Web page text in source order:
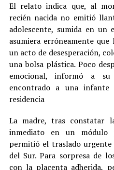
El relato indica que, al
recién nacida no emitió
adolescente, sumida en un
asumiera erróneamente
un acto de desesperación,
una bolsa plástica. Poco
emocional, informó a
encontrado a una infante
residencia
La madre, tras constatar
inmediato en un módulo
permitió el traslado urgente
del Sur. Para sorpresa de
con la placenta adherida,